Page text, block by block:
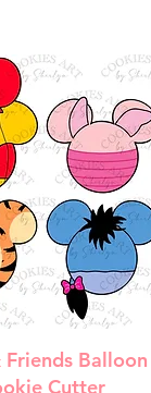
rápida
Friends Balloon
Cutter